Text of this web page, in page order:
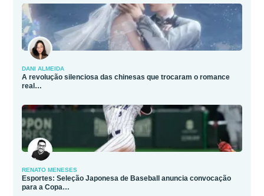
DANI ALMEIDA
A revolução silenciosa das chinesas que trocaram o romance
real…
RENATO MENESES
Esportes: Seleção Japonesa de Baseball anuncia convocação
para a Copa…